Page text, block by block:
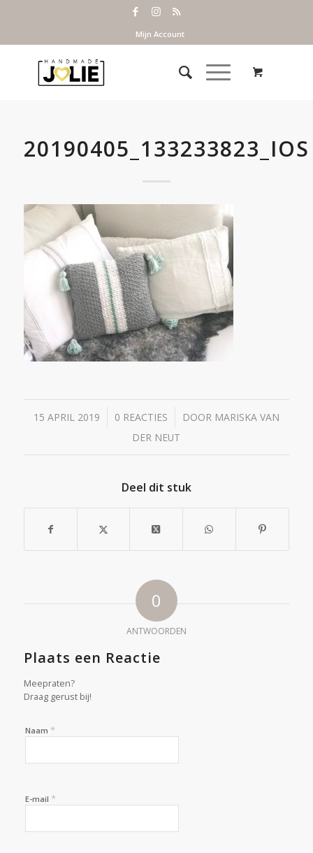
Mijn Account
20190405_133233823_IOS
15 APRIL 2019
/ 0 REACTIES
/ DOOR MARISKA VAN
DER NEUT
Deel dit stuk
0
ANTWOORDEN
Plaats een Reactie
Meepraten?
Draag gerust bij!
Naam *
E-mail *